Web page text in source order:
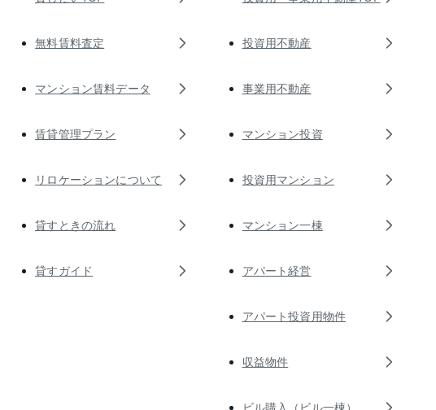
無料賃料査定
マンション賃料データ
賃貸管理プラン
リロケーションについて
貸すときの流れ
貸すガイド
投資用不動産
事業用不動産
マンション投資
投資用マンション
マンション一棟
アパート経営
アパート投資用物件
収益物件